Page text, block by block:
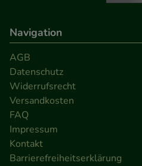
Navigation
AGB
Datenschutz
Widerrufsrecht
Versandkosten
FAQ
Impressum
Kontakt
Barrierefreiheitserklärung